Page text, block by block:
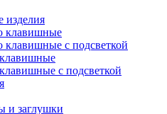
изделия
клавишные
с подсветкой
с подсветкой
и заглушки